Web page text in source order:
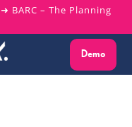
➜ BARC – The Planning
Demo